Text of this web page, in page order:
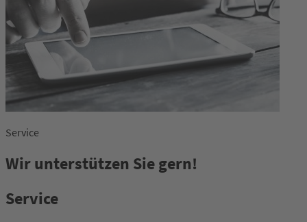
Service
Wir unterstützen Sie gern!
Service